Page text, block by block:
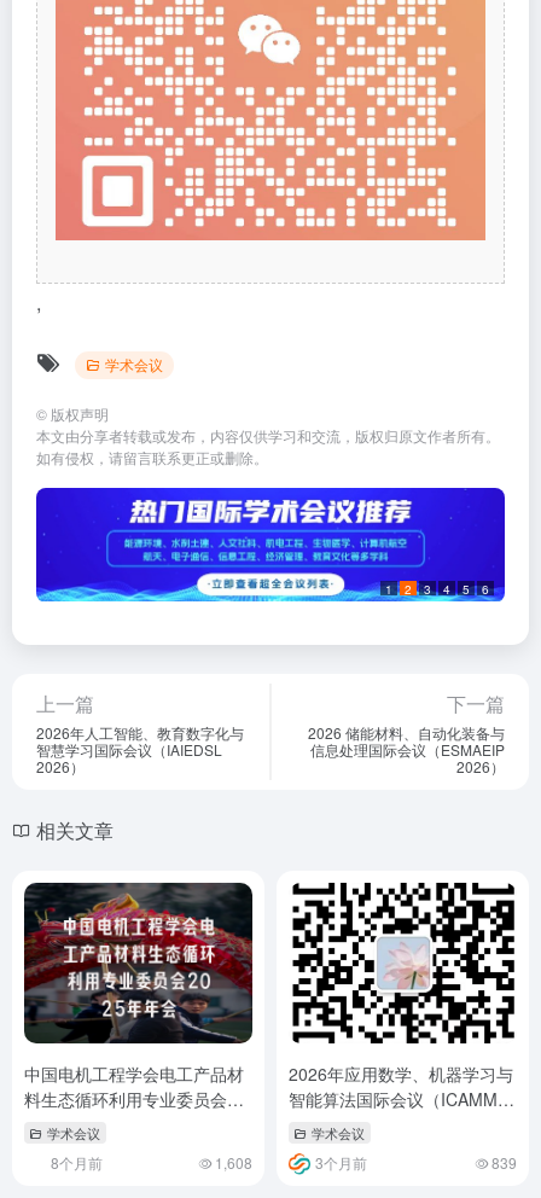
,
学术会议
© 版权声明
本文由分享者转载或发布，内容仅供学习和交流，版权归原文作者所有。
如有侵权，请留言联系更正或删除。
1 2 3 4 5 6
上一篇
2026年人工智能、教育数字化与
智慧学习国际会议（IAIEDSL
2026）
下一篇
2026 储能材料、自动化装备与
信息处理国际会议（ESMAEIP
2026）
相关文章
中国电机工程学会电工产品材
料生态循环利用专业委员会
2025年年会
学术会议
8个月前 1,608
2026年应用数学、机器学习与
智能算法国际会议（ICAMML
2026）
学术会议
3个月前 839